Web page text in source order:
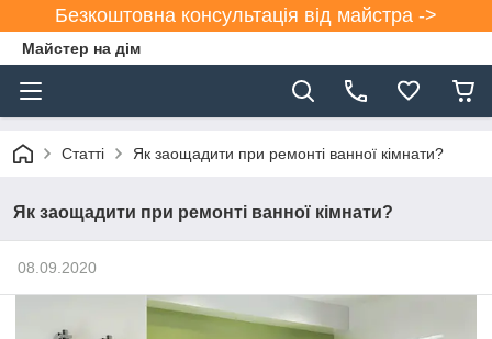
Безкоштовна консультація від майстра ->
Майстер на дім
Статті Як заощадити при ремонті ванної кімнати?
Як заощадити при ремонті ванної кімнати?
08.09.2020